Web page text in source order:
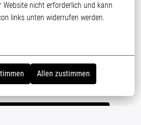
Website nicht erforderlich und kann
links unten widerrufen werden.
Allen zustimmen